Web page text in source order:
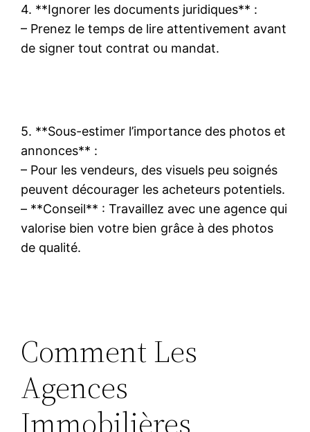
4. **Ignorer les documents juridiques** :
– Prenez le temps de lire attentivement avant
de signer tout contrat ou mandat.
5. **Sous-estimer l’importance des photos et
annonces** :
– Pour les vendeurs, des visuels peu soignés
peuvent décourager les acheteurs potentiels.
– **Conseil** : Travaillez avec une agence qui
valorise bien votre bien grâce à des photos
de qualité.
Comment Les
Agences